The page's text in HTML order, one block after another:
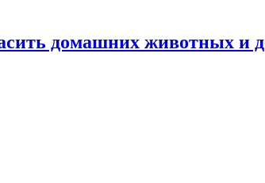
домашних животных и